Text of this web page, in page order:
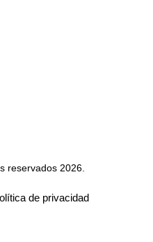
reservados 2026.
de privacidad